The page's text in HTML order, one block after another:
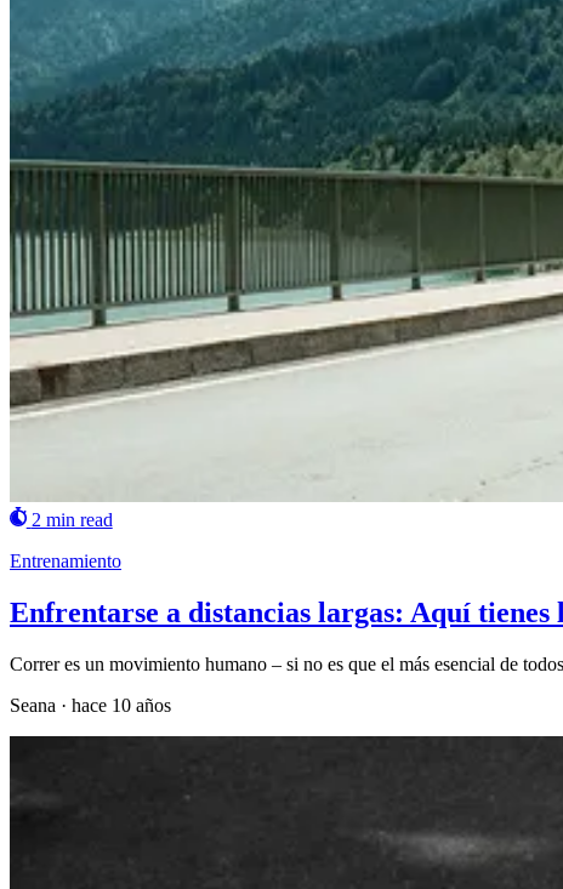
2 min read
Entrenamiento
Enfrentarse a distancias largas: Aquí tienes
Correr es un movimiento humano – si no es que el más esencial de
Seana · hace 10 años